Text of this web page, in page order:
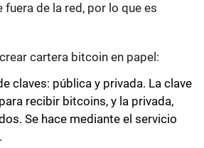
de la red, por lo que es
cartera bitcoin en papel:
claves: pública y privada. La clave
recibir bitcoins, y la privada,
Se hace mediante el servicio
.